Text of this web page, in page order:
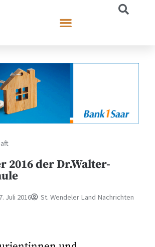
2016 der Dr.Walter-
Juli 2016 St. Wendeler Land Nachrichten